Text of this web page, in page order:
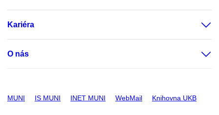
Kariéra
O nás
MUNI IS MUNI INET MUNI WebMail Knihovna UKB